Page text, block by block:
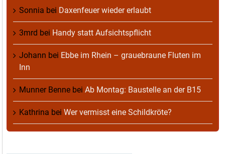
Sonnia bei Daxenfeuer wieder erlaubt
3mrd bei Handy statt Aufsichtspflicht
Johann bei Ebbe im Rhein – grauebraune Fluten im
Inn
Munner Benne bei Ab Montag: Baustelle an der B15
Kathrina bei Wer vermisst eine Schildkröte?